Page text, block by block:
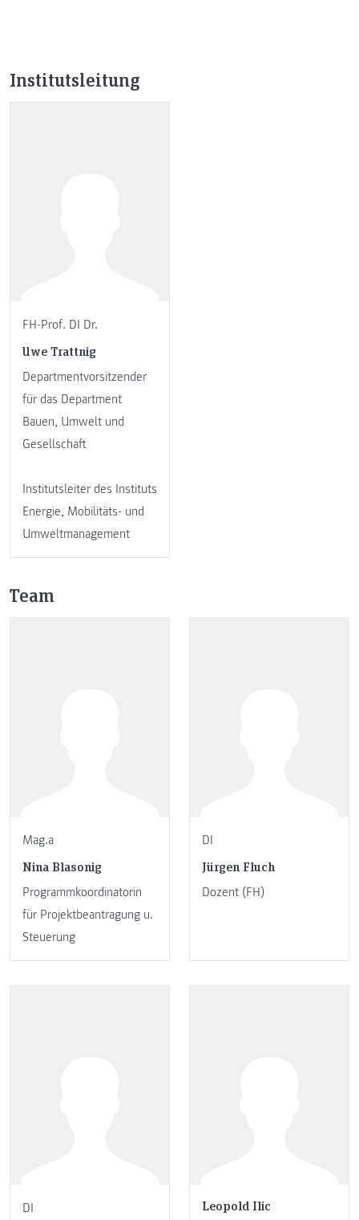
Institutsleitung
FH-Prof. DI Dr.
Uwe Trattnig
Departmentvorsitzender
für das Department
Bauen, Umwelt und
Gesellschaft
Institutsleiter des Instituts
Energie, Mobilitäts- und
Umweltmanagement
Team
Mag.a
Nina Blasonig
Programmkoordinatorin
für Projektbeantragung u.
Steuerung
DI
Jürgen Fluch
Dozent (FH)
DI Leopold Ilic